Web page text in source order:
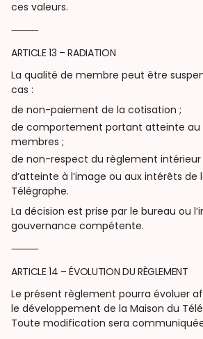
ces valeurs.
⸻
ARTICLE 13 – RADIATION
La qualité de membre peut être
cas :
de non-paiement de la cotisation ;
de comportement portant atteinte au
membres ;
de non-respect du règlement intérieur
d’atteinte à l’image ou aux intérêts de
Télégraphe.
La décision est prise par le bureau ou
gouvernance compétente.
⸻
ARTICLE 14 – ÉVOLUTION DU RÈGLEMENT
Le présent règlement pourra évoluer
le développement de la Maison du
Toute modification sera